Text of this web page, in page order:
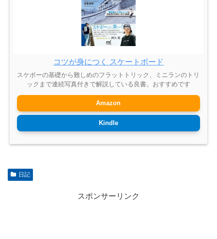
コツが身につく スケートボード
スケボーの基礎から難しめのフラットトリック、ミニランのトリ
ックまで連続写真付きで解説している良書。おすすめです
Amazon
Kindle
日記
スポンサーリンク